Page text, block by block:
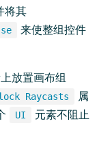
将其
来使整组控件
放置画布组
Raycasts
属
UI
元素不阻止